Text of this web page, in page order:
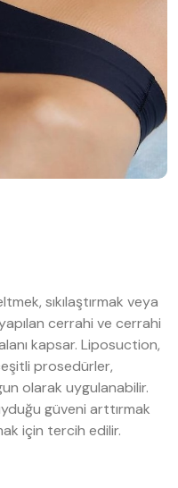
sıkılaştırmak veya
cerrahi ve cerrahi
kapsar. Liposuction,
prosedürler,
olarak uygulanabilir.
güveni arttırmak
için tercih edilir.